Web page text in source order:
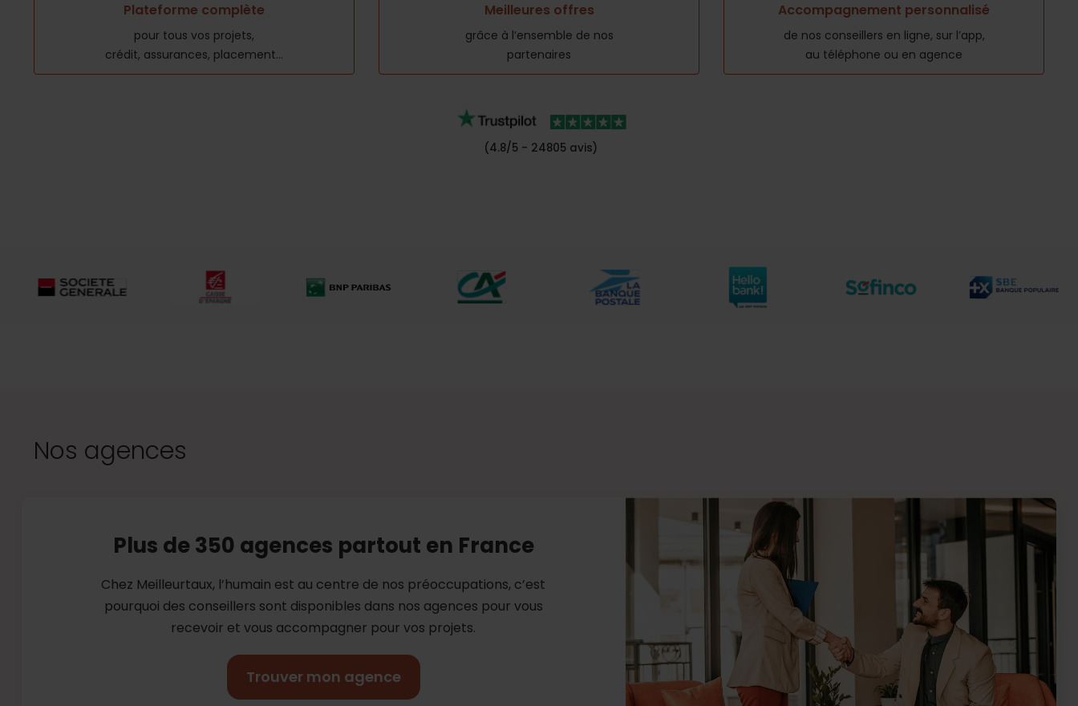
Plateforme complète
pour tous vos projets,
crédit, assurances, placement...
Meilleures offres
grâce à l’ensemble de nos
partenaires
Accompagnement personnalisé
de nos conseillers en ligne, sur l’app,
au téléphone ou en agence
(4.8/5 - 24805 avis)
Nos agences
Plus de 350 agences partout en France
Chez Meilleurtaux, l’humain est au centre de nos préoccupations, c’est
pourquoi des conseillers sont disponibles dans nos agences pour vous
recevoir et vous accompagner pour vos projets.
Trouver mon agence